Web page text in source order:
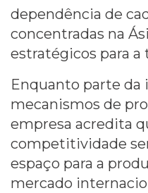
dependência de
concentradas na
estratégicos para a
Enquanto parte da
mecanismos de
empresa acredita
competitividade
espaço para a
mercado